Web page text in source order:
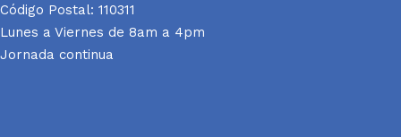
Código Postal: 110311
Lunes a Viernes de 8am a 4pm
Jornada continua